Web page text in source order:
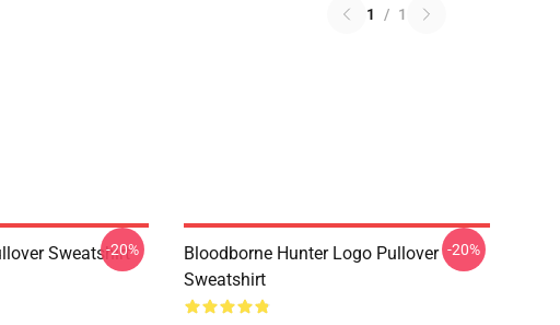
1 / 1
Sweatshirt
-20%
Bloodborne Hunter Logo Pullover
Sweatshirt
-20%